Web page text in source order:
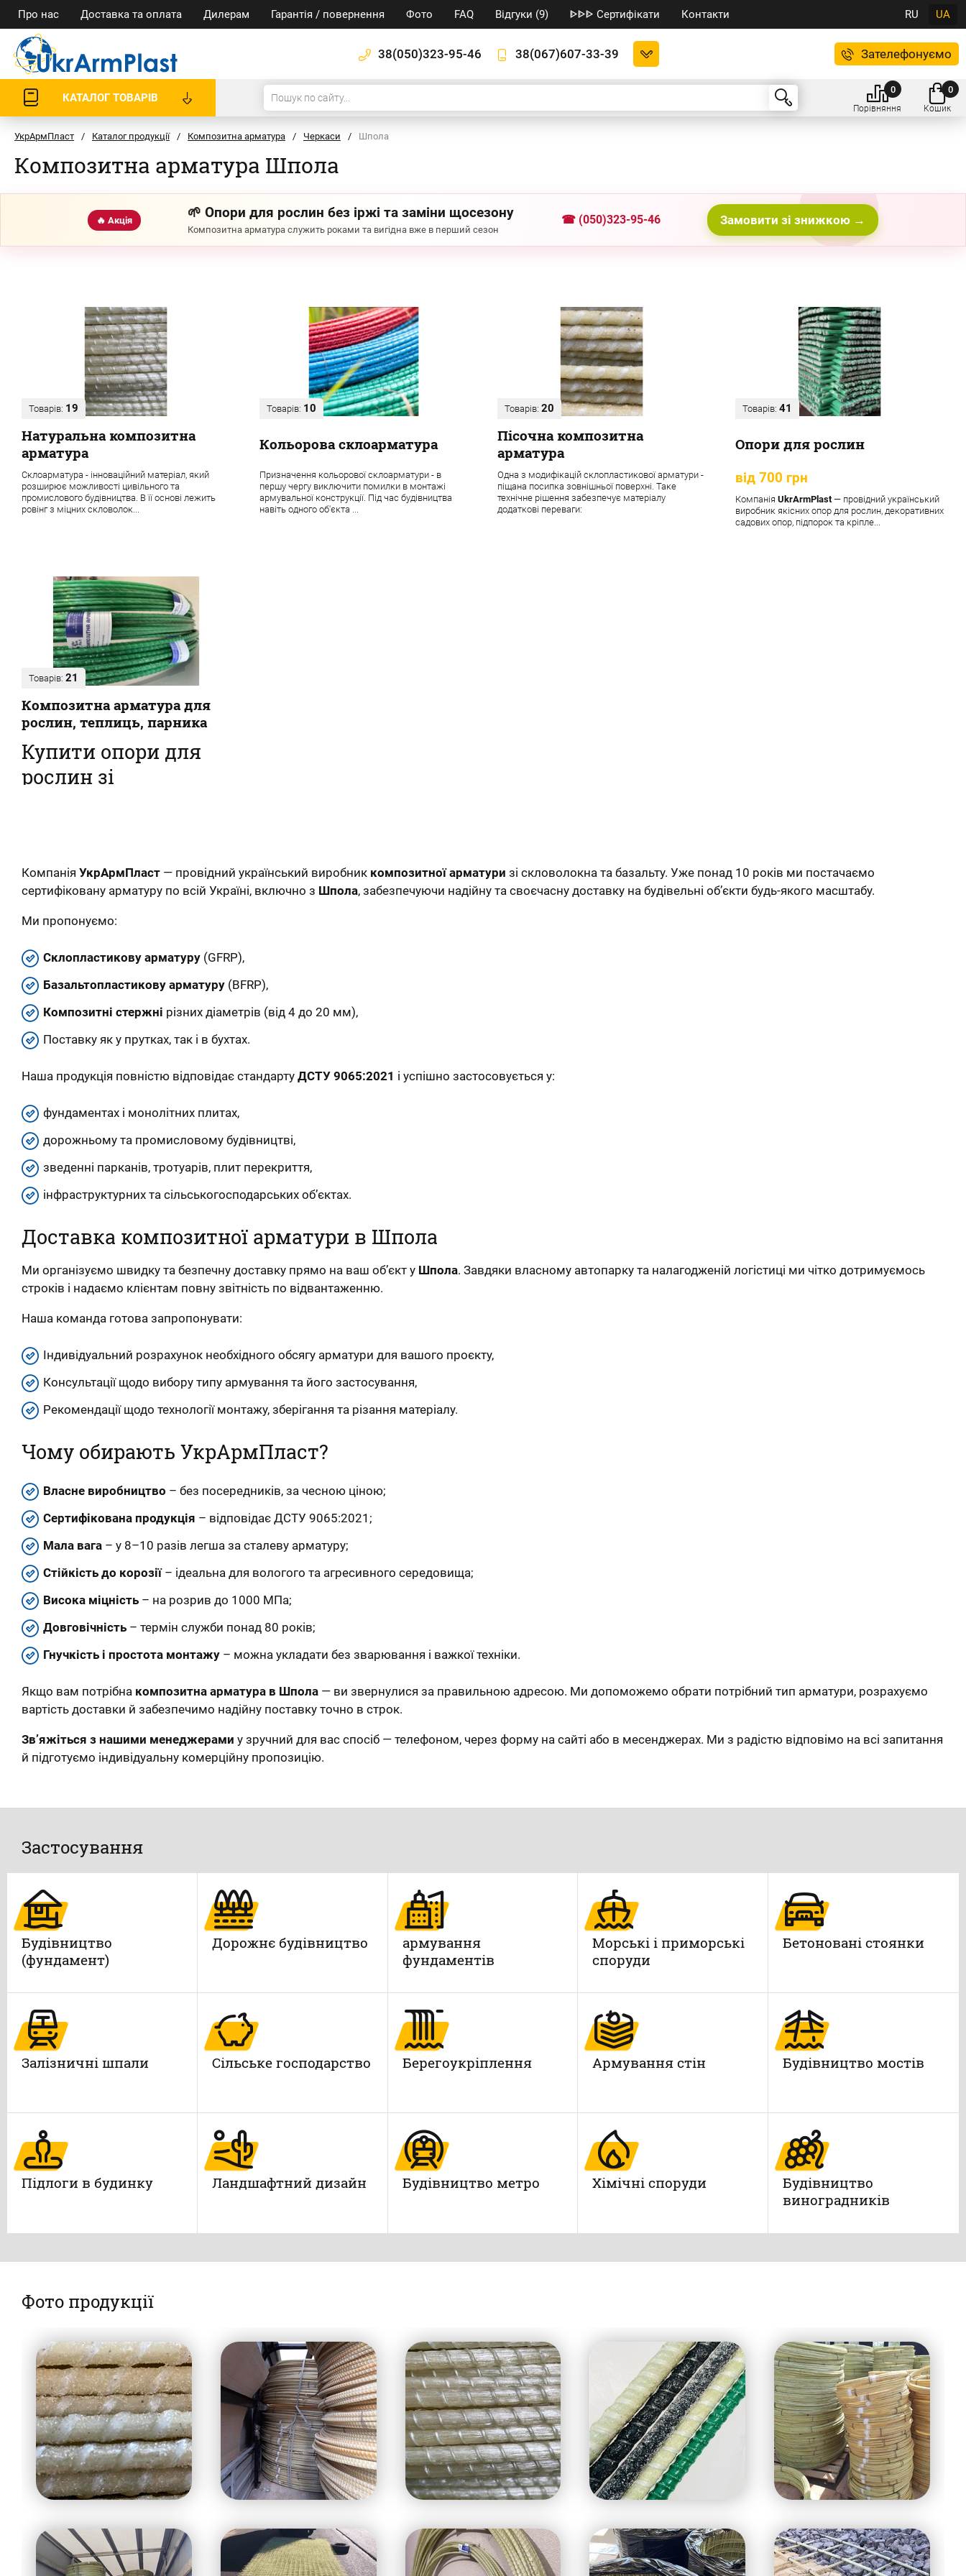
Про нас Доставка та оплата Дилерам Гарантія / повернення Фото FAQ Відгуки (9) ᐈᐈᐈ Сертифікати Контакти RU UA
38(050)323-95-46 38(067)607-33-39 Зателефонуємо
КАТАЛОГ ТОВАРІВ
Порівняння
0
Кошик
0
УкрАрмПласт / Каталог продукції / Композитна арматура / Черкаси / Шпола
Композитна арматура Шпола
🔥 Акція 🌱 Опори для рослин без іржі та заміни щосезону
Композитна арматура служить роками та вигідна вже в перший сезон
☎ (050)323-95-46 Замовити зі знижкою →
Товарів: 19
Натуральна композитна
арматура
Склоарматура - інноваційний матеріал, який
розширює можливості цивільного та
промислового будівництва. В її основі лежить
ровінг з міцних скловолок...
Товарів: 10
Кольорова склоарматура
Призначення кольорової склоарматури - в
першу чергу виключити помилки в монтажі
армувальної конструкції. Під час будівництва
навіть одного об'єкта ...
Товарів: 20
Пісочна композитна
арматура
Одна з модифікацій склопластикової арматури -
піщана посипка зовнішньої поверхні. Таке
технічне рішення забезпечує матеріалу
додаткові переваги:
Товарів: 41
Опори для рослин
від 700 грн
Компанія UkrArmPlast— провідний український
виробник якісних опор для рослин, декоративних
садових опор, підпорок та кріпле...
Товарів: 21
Композитна арматура для
рослин, теплиць, парника
Купити опори для
рослин зі
композитні кілочки для рослин – овочів, кві...
Компанія УкрАрмПласт — провідний український виробник композитної арматури зі скловолокна та базальту. Уже понад 10 років ми постачаємо
сертифіковану арматуру по всій Україні, включно з Шпола, забезпечуючи надійну та своєчасну доставку на будівельні об’єкти будь-якого масштабу.
Ми пропонуємо:
Склопластикову арматуру (GFRP),
Базальтопластикову арматуру (BFRP),
Композитні стержні різних діаметрів (від 4 до 20 мм),
Поставку як у прутках, так і в бухтах.
Наша продукція повністю відповідає стандарту ДСТУ 9065:2021 і успішно застосовується у:
фундаментах і монолітних плитах,
дорожньому та промисловому будівництві,
зведенні парканів, тротуарів, плит перекриття,
інфраструктурних та сільськогосподарських об’єктах.
Доставка композитної арматури в Шпола
Ми організуємо швидку та безпечну доставку прямо на ваш об’єкт у Шпола. Завдяки власному автопарку та налагодженій логістиці ми чітко дотримуємось
строків і надаємо клієнтам повну звітність по відвантаженню.
Наша команда готова запропонувати:
Індивідуальний розрахунок необхідного обсягу арматури для вашого проєкту,
Консультації щодо вибору типу армування та його застосування,
Рекомендації щодо технології монтажу, зберігання та різання матеріалу.
Чому обирають УкрАрмПласт?
Власне виробництво – без посередників, за чесною ціною;
Сертифікована продукція – відповідає ДСТУ 9065:2021;
Мала вага – у 8–10 разів легша за сталеву арматуру;
Стійкість до корозії– ідеальна для вологого та агресивного середовища;
Висока міцність – на розрив до 1000 МПа;
Довговічність – термін служби понад 80 років;
Гнучкість і простота монтажу – можна укладати без зварювання і важкої техніки.
Якщо вам потрібна композитна арматура в Шпола — ви звернулися за правильною адресою. Ми допоможемо обрати потрібний тип арматури, розрахуємо
вартість доставки й забезпечимо надійну поставку точно в строк.
Зв’яжіться з нашими менеджерами у зручний для вас спосіб — телефоном, через форму на сайті або в месенджерах. Ми з радістю відповімо на всі запитання
й підготуємо індивідуальну комерційну пропозицію.
Застосування
Будівництво
(фундамент)
Дорожнє будівництво
армування
фундаментів
Морські і приморські
споруди
Бетоновані стоянки
Залізничні шпали Сільське господарство Берегоукріплення Армування стін Будівництво мостів
Підлоги в будинку Ландшафтний дизайн Будівництво метро Xімічні споруди
Будівництво
виноградників
Фото продукції